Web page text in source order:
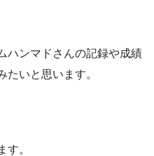
ハンマドさんの記録や成績
たいと思います。
す。